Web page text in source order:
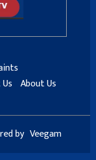
About Us
by Veegam